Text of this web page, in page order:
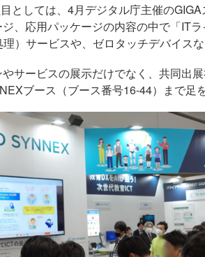
としては、 4月デジタル庁主催のGIGA
、応用パッケージの内容の中で「IT
）サービスや、ゼロタッチデバイス
サービスの展示だけでなく、共同出
ブース（ブース番号16-44）まで足